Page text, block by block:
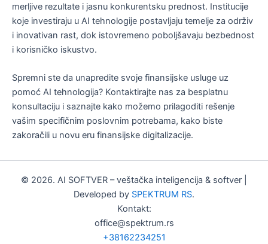
merljive rezultate i jasnu konkurentsku prednost. Institucije
koje investiraju u AI tehnologije postavljaju temelje za održiv
i inovativan rast, dok istovremeno poboljšavaju bezbednost
i korisničko iskustvo.
Spremni ste da unapredite svoje finansijske usluge uz
pomoć AI tehnologija? Kontaktirajte nas za besplatnu
konsultaciju i saznajte kako možemo prilagoditi rešenje
vašim specifičnim poslovnim potrebama, kako biste
zakoračili u novu eru finansijske digitalizacije.
© 2026. AI SOFTVER – veštačka inteligencija & softver |
Developed by SPEKTRUM RS.
Kontakt:
office@spektrum.rs
+38162234251